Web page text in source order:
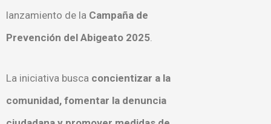
lanzamiento de la Campaña de
Prevención del Abigeato 2025.
La iniciativa busca concientizar a la
comunidad, fomentar la denuncia